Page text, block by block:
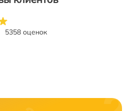
5358 оценок